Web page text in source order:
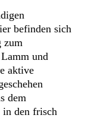
befinden sich
zum
und
aktive
dem
in den frisch